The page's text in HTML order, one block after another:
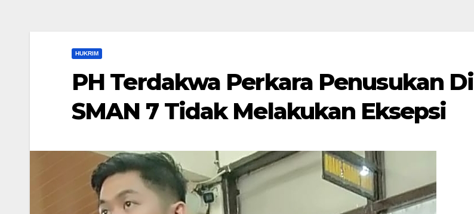
HUKRIM
PH Terdakwa Perkara Penusukan Di
SMAN 7 Tidak Melakukan Eksepsi